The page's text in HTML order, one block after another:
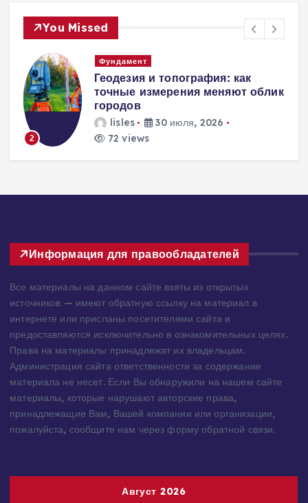
You Missed
Вентиляция
Вентиляция
энергоэффективного дома:
современные инженерные
решения для пассивного
домостроения
Информация для правообладателей
Все материалы на данном сайте взяты из открытых
источников — имеют обратную ссылку на материал в
интернете или присланы посетителями сайта и
предоставляются исключительно в ознакомительных целях.
Права на материалы принадлежат их владельцам.
Администрация сайта ответственности за содержание
материала не несет. Если Вы обнаружили на нашем сайте
материалы, которые нарушают авторские права,